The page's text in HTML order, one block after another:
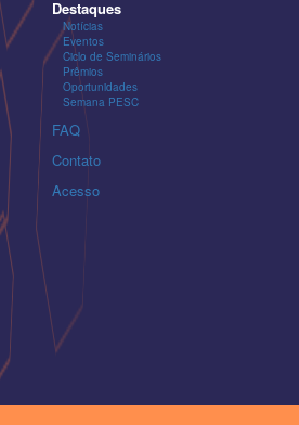
Destaques
Notícias
Eventos
Ciclo de Seminários
Prêmios
Oportunidades
Semana PESC
FAQ
Contato
Acesso